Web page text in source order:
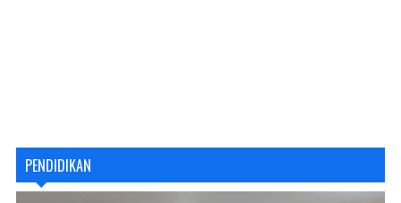
PENDIDIKAN